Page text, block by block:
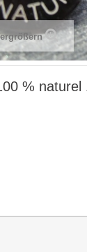
% naturel